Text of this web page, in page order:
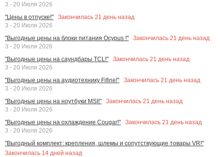
3 - 20 Июля 2026
"Цены в отпуске!"
Закончилась 21 день назад
3 - 20 Июля 2026
"Выгодные цены на блоки питания Ocypus !"
Закончилась 21 день назад
3 - 20 Июля 2026
"Выгодные цены на саундбары TCL!"
Закончилась 21 день назад
3 - 20 Июля 2026
"Выгодные цены на аудиотехнику Fifine!"
Закончилась 21 день назад
3 - 20 Июля 2026
"Выгодные цены на ноутбуки MSI!"
Закончилась 21 день назад
3 - 20 Июля 2026
"Выгодные цены на охлаждение Cougar!"
Закончилась 21 день назад
3 - 20 Июля 2026
"Выгодный комплект: крепления, шлемы и сопутствующие товары VR!"
Закончилась 14 дней назад